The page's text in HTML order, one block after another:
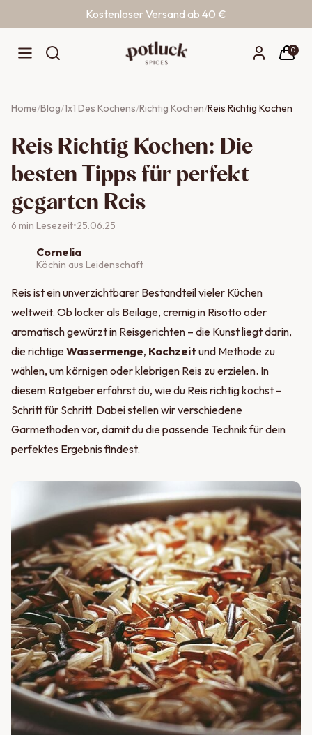
Kostenloser Versand ab 40 €
0
Home/Blog/1x1 Des Kochens/Richtig Kochen/Reis Richtig Kochen
Reis Richtig Kochen: Die
besten Tipps für perfekt
gegarten Reis
6 min Lesezeit•25.06.25
Cornelia
Köchin aus Leidenschaft
Reis ist ein unverzichtbarer Bestandteil vieler Küchen
weltweit. Ob locker als Beilage, cremig in Risotto oder
aromatisch gewürzt in Reisgerichten – die Kunst liegt darin,
die richtigeWassermenge, Kochzeit und Methode zu
wählen, um körnigen oder klebrigen Reis zu erzielen. In
diesem Ratgeber erfährst du, wie du Reis richtig kochst –
Schritt für Schritt. Dabei stellen wir verschiedene
Garmethoden vor, damit du die passende Technik für dein
perfektes Ergebnis findest.